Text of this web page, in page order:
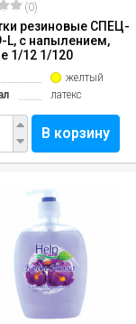
(0)
резиновые СПЕЦ-
L, с напылением,
1/12 1/120
желтый
латекс
В корзину